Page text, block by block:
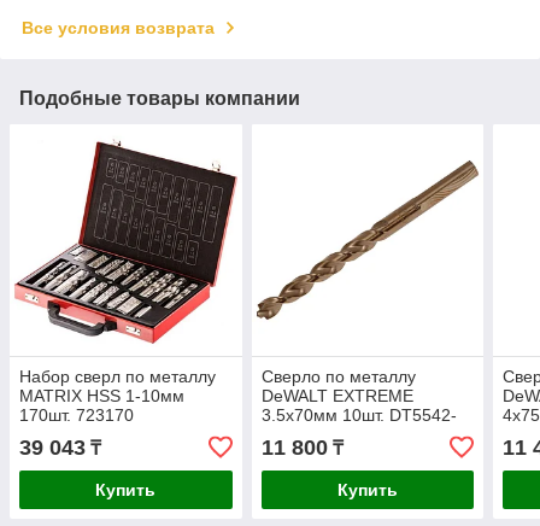
Все условия возврата
Подобные товары компании
Набор сверл по металлу
MATRIX HSS 1-10мм
170шт. 723170
39 043 ₸
Купить
Сверло по металлу
DeWALT EXTREME
3.5x70мм 10шт. DT5542-
11 800₸
Купить
11